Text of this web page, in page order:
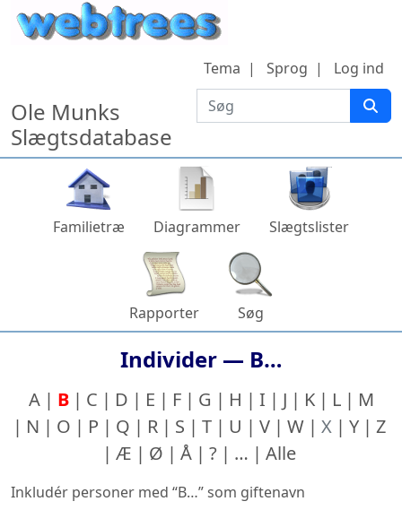
Hop til indhold
Ole Munks
Slægtsdatabase
Søg
Tema Sprog Log ind
Familietræ Diagrammer Slægtslister
Rapporter Søg
Individer — B…
A B C D E F G H I J K L
M
N
O P Q R S T U V W X Y
Z
Æ
Ø Å ? … Alle
Inkludér personer med “B…” som giftenavn